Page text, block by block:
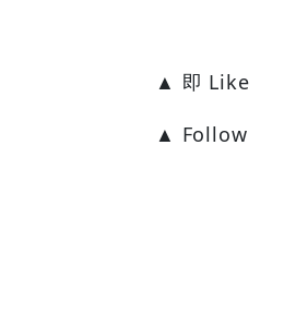
▲ 即 Like
▲ Follow